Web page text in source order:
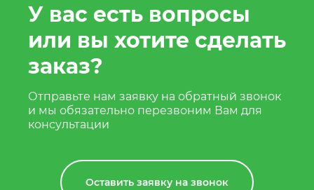
У вас есть вопросы
или вы хотите сделать
заказ?
Отправьте нам заявку на обратный звонок
и мы обязательно перезвоним Вам для
консультации
Оставить заявку на звонок